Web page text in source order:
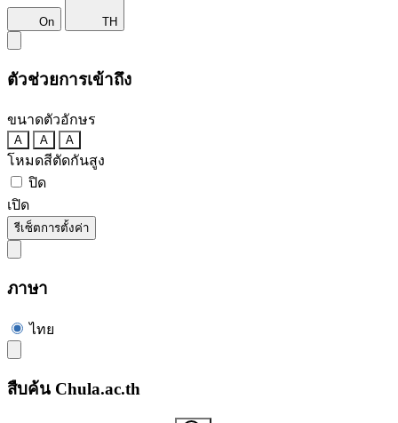
On TH
ตัวช่วยการเข้าถึง
ขนาดตัวอักษร
A A A
โหมดสีตัดกันสูง
ปิด
เปิด
รีเซ็ตการตั้งค่า
ภาษา
ไทย
สืบค้น Chula.ac.th